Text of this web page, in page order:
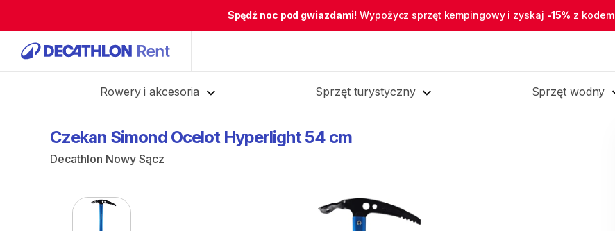
Spędź noc pod gwiazdami! Wypożycz sprzęt kempingowy i zyskaj -15% z kodem
Rowery i akcesoria Sprzęt turystyczny Sprzęt wodny
Czekan Simond Ocelot Hyperlight 54 cm
Decathlon Nowy Sącz